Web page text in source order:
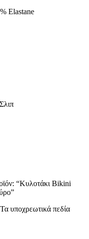
Elastane
Σλιπ
“Κυλοτάκι Bikini
Τα υποχρεωτικά πεδία